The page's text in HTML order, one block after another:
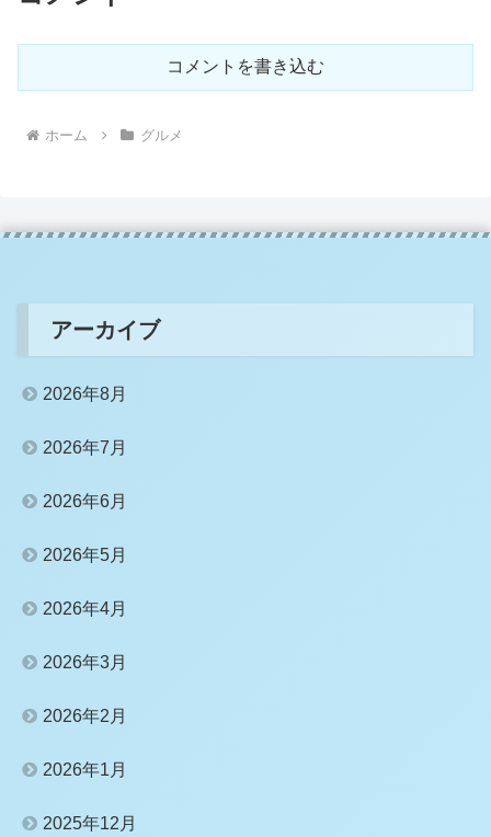
コメントを書き込む
ホーム グルメ
アーカイブ
2026年8月
2026年7月
2026年6月
2026年5月
2026年4月
2026年3月
2026年2月
2026年1月
2025年12月